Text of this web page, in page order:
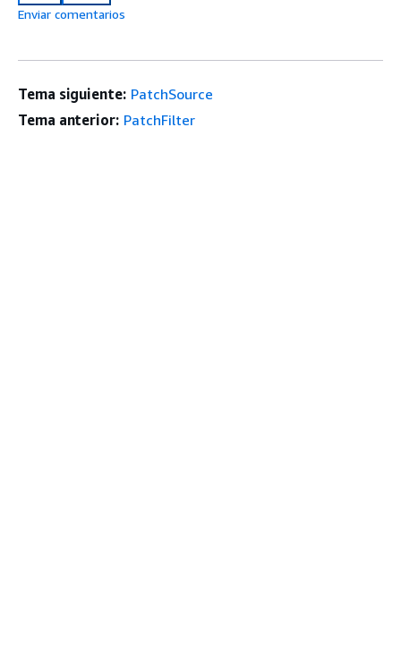
Enviar comentarios
Tema siguiente: PatchSource
Tema anterior: PatchFilter